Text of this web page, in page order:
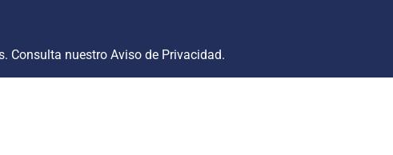
Consulta nuestro Aviso de Privacidad.